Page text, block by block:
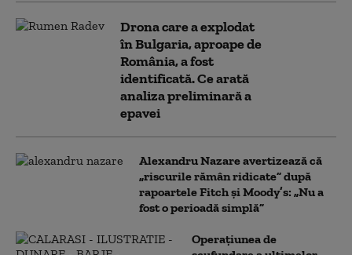
Drona care a explodat
în Bulgaria, aproape de
România, a fost
identificată. Ce arată
analiza preliminară a
epavei
Alexandru Nazare avertizează că
„riscurile rămân ridicate” după
rapoartele Fitch și Moody’s: „Nu a
fost o perioadă simplă”
Operațiunea de